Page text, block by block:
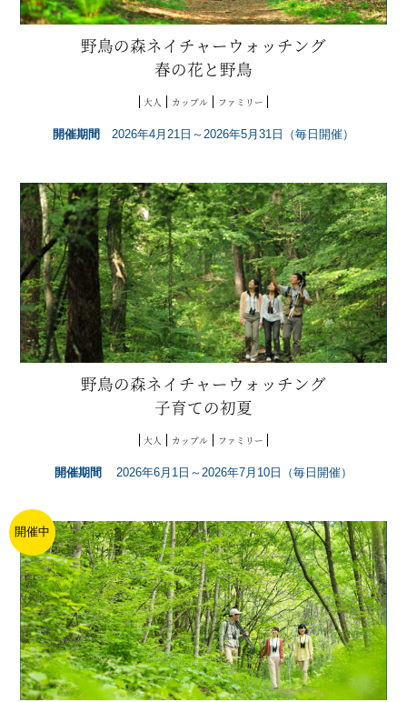
野鳥の森ネイチャーウォッチング
春の花と野鳥
大人 カップル ファミリー
開催期間 2026年4月21日～2026年5月31日（毎日開催）
野鳥の森ネイチャーウォッチング
子育ての初夏
大人 カップル ファミリー
開催期間 2026年6月1日～2026年7月10日（毎日開催）
開催中